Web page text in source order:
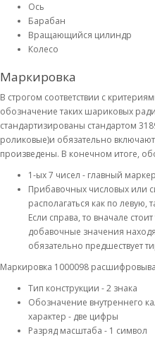
Ось
Барабан
Вращающийся цилиндр
Колесо
Маркировка
В строгом соответствии с
обозначение таких шариковых
стандартизированы стандартом
роликовые)и обязательно
произведены. В конечном итоге,
1-ых 7 чисел - главный маркер
Прибавочных числовых или
располагаться как по левую,
Если справа, то вначале
добавочные значения
обязательно предшествует
Маркировка 1000098
Тип конструкции - 2 знака
Обозначение внутреннего
характер - две цифры
Разряд масштаба - 1 символ